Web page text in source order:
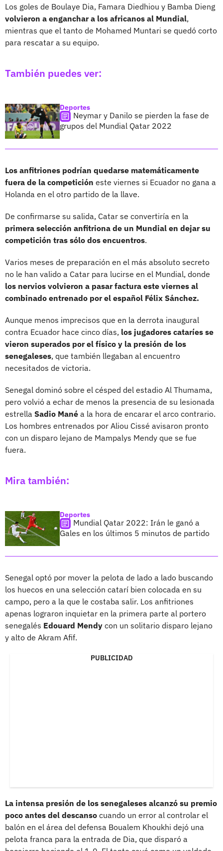
Los goles de Boulaye Dia, Famara Diedhiou y Bamba Dieng
volvieron a enganchar a los africanos al Mundial,
mientras que el tanto de Mohamed Muntari se quedó corto
para rescatar a su equipo.
También puedes ver:
Deportes
Neymar y Danilo se pierden la fase de
grupos del Mundial Qatar 2022
Los anfitriones podrían quedarse matemáticamente
fuera de la competición este viernes si Ecuador no gana a
Holanda en el otro partido de la llave.
De confirmarse su salida, Catar se convertiría en la
primera selección anfitriona de un Mundial en dejar su
competición tras sólo dos encuentros.
Varios meses de preparación en el más absoluto secreto
no le han valido a Catar para lucirse en el Mundial, donde
los nervios volvieron a pasar factura este viernes al
combinado entrenado por el español Félix Sánchez.
Aunque menos imprecisos que en la derrota inaugural
contra Ecuador hace cinco días, los jugadores cataríes se
vieron superados por el físico y la presión de los
senegaleses, que también llegaban al encuentro
necesitados de victoria.
Senegal dominó sobre el césped del estadio Al Thumama,
pero volvió a echar de menos la presencia de su lesionada
estrella Sadio Mané a la hora de encarar el arco contrario.
Los hombres entrenados por Aliou Cissé avisaron pronto
con un disparo lejano de Mampalys Mendy que se fue
fuera.
Mira también:
Deportes
Mundial Qatar 2022: Irán le ganó a
Gales en los últimos 5 minutos de partido
Senegal optó por mover la pelota de lado a lado buscando
los huecos en una selección catarí bien colocada en su
campo, pero a la que le costaba salir. Los anfitriones
apenas lograron inquietar en la primera parte al portero
senegalés Edouard Mendy con un solitario disparo lejano
y alto de Akram Afif.
PUBLICIDAD
La intensa presión de los senegaleses alcanzó su premio
poco antes del descanso cuando un error al controlar el
balón en el área del defensa Boualem Khoukhi dejó una
pelota franca para la entrada de Dia, que disparó a